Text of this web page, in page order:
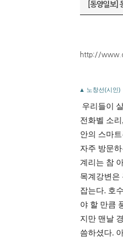
[동양일보]
http://
▲ 노창선(시인)
우리들이
전화벨 소
안의 스마
자주 방문
계리는 참
목계강변은
잡는다. 호
야 할 만큼
지만 맨날
씀하셨다.